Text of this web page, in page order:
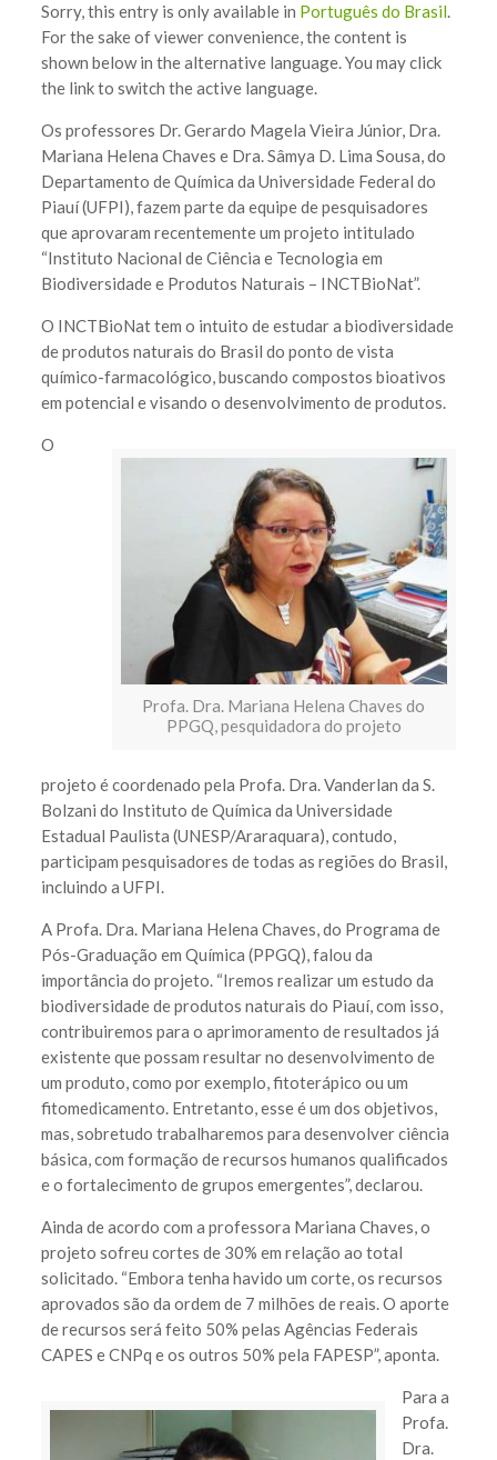
Sorry, this entry is only available in Português do Brasil.
For the sake of viewer convenience, the content is
shown below in the alternative language. You may click
the link to switch the active language.
Os professores Dr. Gerardo Magela Vieira Júnior, Dra.
Mariana Helena Chaves e Dra. Sâmya D. Lima Sousa, do
Departamento de Química da Universidade Federal do
Piauí (UFPI), fazem parte da equipe de pesquisadores
que aprovaram recentemente um projeto intitulado
“Instituto Nacional de Ciência e Tecnologia em
Biodiversidade e Produtos Naturais – INCTBioNat”.
O INCTBioNat tem o intuito de estudar a biodiversidade
de produtos naturais do Brasil do ponto de vista
químico-farmacológico, buscando compostos bioativos
em potencial e visando o desenvolvimento de produtos.
Profa. Dra. Mariana Helena Chaves do
PPGQ, pesquidadora do projeto
O
projeto é coordenado pela Profa. Dra. Vanderlan da S.
Bolzani do Instituto de Química da Universidade
Estadual Paulista (UNESP/Araraquara), contudo,
participam pesquisadores de todas as regiões do Brasil,
incluindo a UFPI.
A Profa. Dra. Mariana Helena Chaves, do Programa de
Pós-Graduação em Química (PPGQ), falou da
importância do projeto. “Iremos realizar um estudo da
biodiversidade de produtos naturais do Piauí, com isso,
contribuiremos para o aprimoramento de resultados já
existente que possam resultar no desenvolvimento de
um produto, como por exemplo, fitoterápico ou um
fitomedicamento. Entretanto, esse é um dos objetivos,
mas, sobretudo trabalharemos para desenvolver ciência
básica, com formação de recursos humanos qualificados
e o fortalecimento de grupos emergentes”, declarou.
Ainda de acordo com a professora Mariana Chaves, o
projeto sofreu cortes de 30% em relação ao total
solicitado. “Embora tenha havido um corte, os recursos
aprovados são da ordem de 7 milhões de reais. O aporte
de recursos será feito 50% pelas Agências Federais
CAPES e CNPq e os outros 50% pela FAPESP”, aponta.
Para a
Profa.
Dra.